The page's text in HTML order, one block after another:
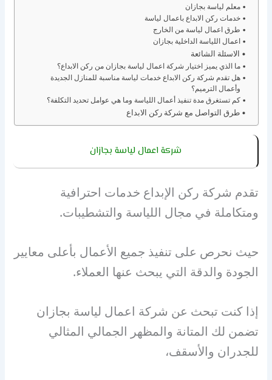
معلم لياسة بجازان
خدمات ركن الابداع باعمال لياسة
طرق اعمال لياسة من الخارج
اعمال اللياسة الداخلية بجازان
الاسئلة الشائعة
ما الذي يميز اختيار شركة اعمال لياسة بجازان من ركن الابداع؟
هل تقدم شركة ركن الابداع خدمات لياسة مناسبة للمنازل الجديدة
وأعمال الترميم؟
كم تستغرق مدة تنفيذ أعمال اللياسة وما هي عوامل تحديد التكلفة؟
طرق التواصل مع شركة ركن الابداع
شركة اعمال لياسة بجازان
تقدم شركة ركن الإبداع خدمات احترافية
ومتكاملة في مجال اللياسة والتشطيبات.
حيث نحرص على تنفيذ جميع الأعمال بأعلى معايير
الجودة والدقة التي يبحث عنها العملاء.
إذا كنت تبحث عن شركة اعمال لياسة بجازان
تضمن لك المتانة والمظهر الجمالي المثالي
للجدران والأسقف،